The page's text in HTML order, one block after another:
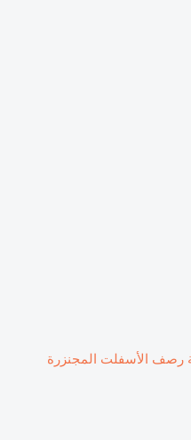
رصف الأسفلت المجنزرة